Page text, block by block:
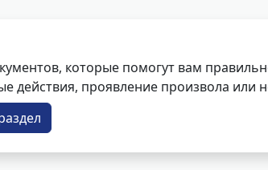
которые помогут вам
действия, проявление произвола или